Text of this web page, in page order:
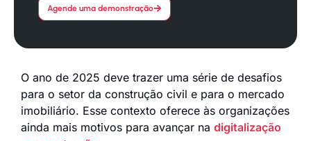
Agende uma demonstração
O ano de 2025 deve trazer uma série de desafios
para o setor da construção civil e para o mercado
imobiliário. Esse contexto oferece às organizações
ainda mais motivos para avançar na digitalização